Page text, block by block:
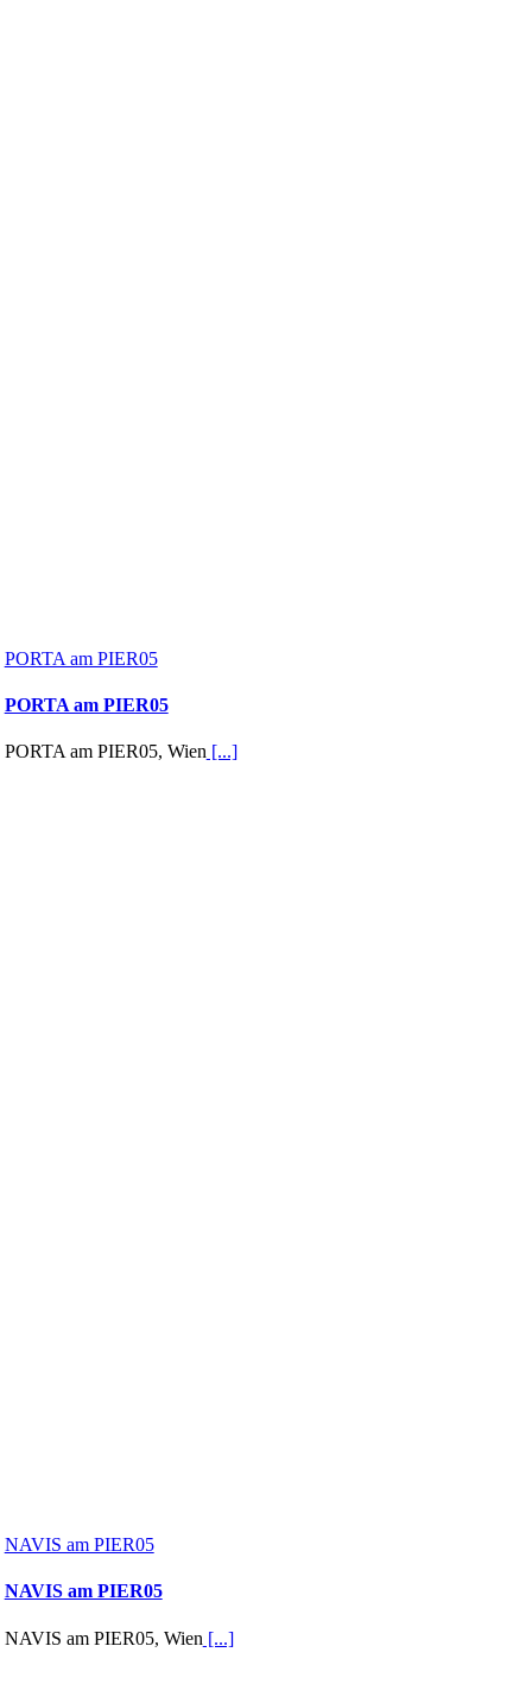
PORTA am PIER05
PORTA am PIER05
PORTA am PIER05, Wien [...]
NAVIS am PIER05
NAVIS am PIER05
NAVIS am PIER05, Wien [...]